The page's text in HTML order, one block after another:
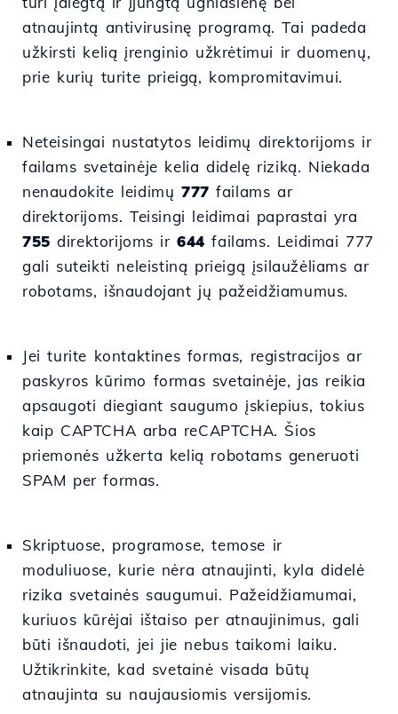
atnaujintą antivirusinę programą. Tai padeda
užkirsti kelią įrenginio užkrėtimui ir duomenų,
prie kurių turite prieigą, kompromitavimui.
Neteisingai nustatytos leidimų direktorijoms ir
failams svetainėje kelia didelę riziką. Niekada
nenaudokite leidimų777 failams ar
direktorijoms. Teisingi leidimai paprastai yra
755 direktorijoms ir644 failams. Leidimai 777
gali suteikti neleistiną prieigą įsilaužėliams ar
robotams, išnaudojant jų pažeidžiamumus.
Jei turite kontaktines formas, registracijos ar
paskyros kūrimo formas svetainėje, jas reikia
apsaugoti diegiant saugumo įskiepius, tokius
kaip CAPTCHA arba reCAPTCHA. Šios
priemonės užkerta kelią robotams generuoti
SPAM per formas.
Skriptuose, programose, temose ir
moduliuose, kurie nėra atnaujinti, kyla didelė
rizika svetainės saugumui. Pažeidžiamumai,
kuriuos kūrėjai ištaiso per atnaujinimus, gali
būti išnaudoti, jei jie nebus taikomi laiku.
Užtikrinkite, kad svetainė visada būtų
atnaujinta su naujausiomis versijomis.